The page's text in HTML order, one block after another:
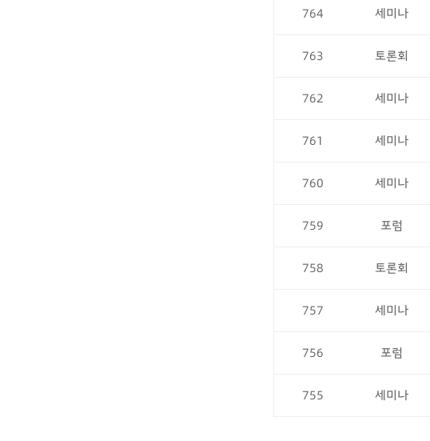
764 세미나
763 토론회
762 세미나
761 세미나
760 세미나
759 포럼
758 토론회
757 세미나
756 포럼
755 세미나